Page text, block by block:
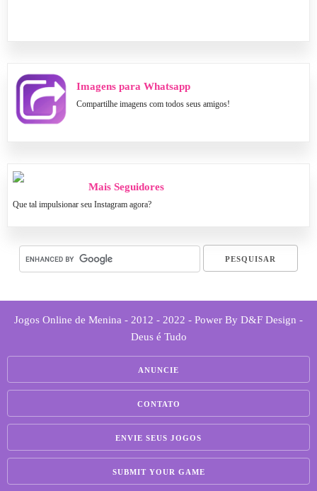
Imagens para Whatsapp
Compartilhe imagens com todos seus amigos!
Mais Seguidores
Que tal impulsionar seu Instagram agora?
Jogos Online de Menina - 2012 - 2022 - Power By D&F Design -
Deus é Tudo
ANUNCIE
CONTATO
ENVIE SEUS JOGOS
SUBMIT YOUR GAME